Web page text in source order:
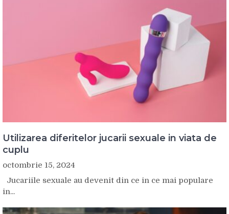
Utilizarea diferitelor jucarii sexuale in viata de
cuplu
octombrie 15, 2024
Jucariile sexuale au devenit din ce in ce mai populare
in...